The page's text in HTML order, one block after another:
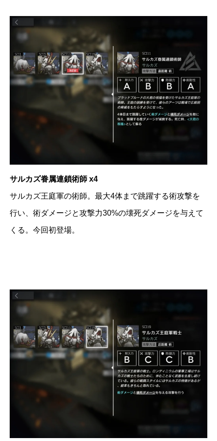
サルカズ眷属連鎖術師 x4
サルカズ王庭軍の術師。最大4体まで跳躍する術攻撃を
行い、術ダメージと攻撃力30%の壊死ダメージを与えて
くる。今回初登場。